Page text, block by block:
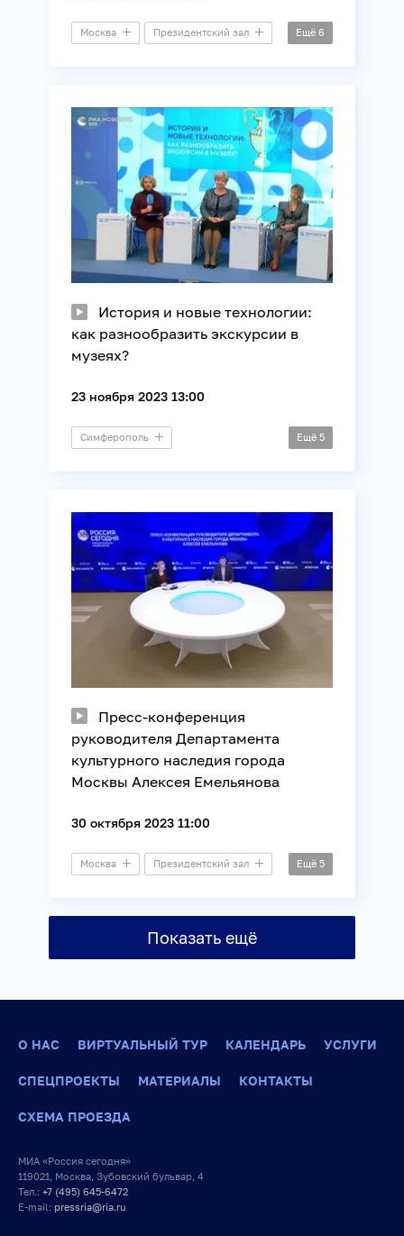
Москва Президентский зал
Промышленность
Регионы России
Строительство
Ещё 6
История и новые технологии:
как разнообразить экскурсии в
музеях?
23 ноября 2023 13:00
Симферополь Ещё 5
Пресс-конференция
руководителя Департамента
культурного наследия города
Москвы Алексея Емельянова
30 октября 2023 11:00
Москва Президентский зал
Архитектура Культура
Молодежная политика
Ещё 5
Показать ещё
О НАС ВИРТУАЛЬНЫЙ ТУР КАЛЕНДАРЬ УСЛУГИ
СПЕЦПРОЕКТЫ МАТЕРИАЛЫ КОНТАКТЫ
СХЕМА ПРОЕЗДА
МИА «Россия сегодня»
119021, Москва, Зубовский бульвар, 4
Тел.: +7 (495) 645-6472
E-mail: pressria@ria.ru